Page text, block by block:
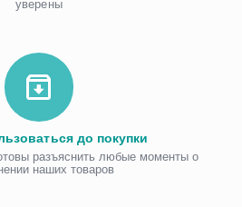
уверены
до покупки
разъяснить любые моменты о
наших товаров